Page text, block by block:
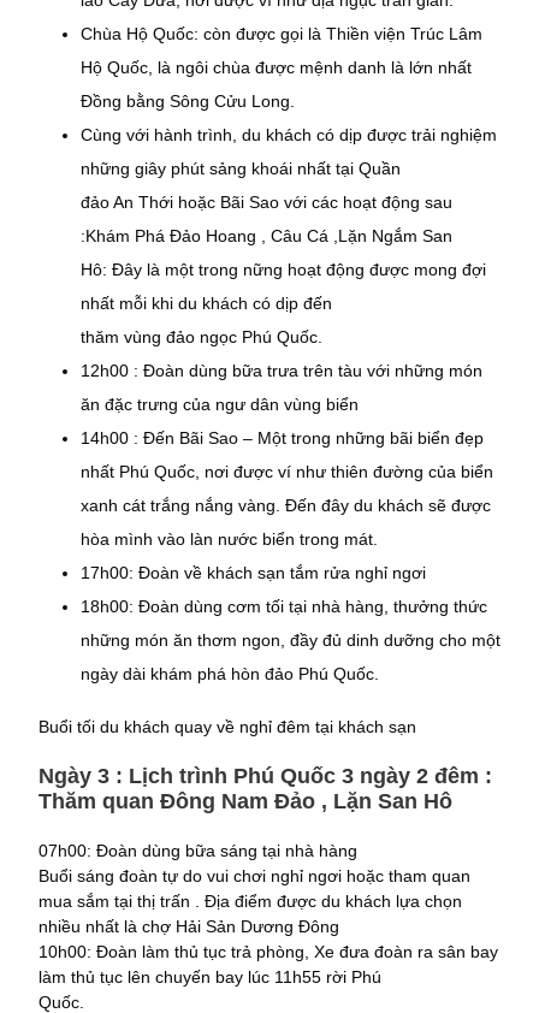
Chùa Hộ Quốc: còn được gọi là Thiền viện Trúc Lâm
Hộ Quốc, là ngôi chùa được mệnh danh là lớn nhất
Đồng bằng Sông Cửu Long.
Cùng với hành trình, du khách có dịp được trải nghiệm
những giây phút sảng khoái nhất tại Quần
đảo An Thới hoặc Bãi Sao với các hoạt động sau
:Khám Phá Đảo Hoang , Câu Cá ,Lặn Ngắm San
Hô: Đây là một trong nững hoạt động được mong đợi
nhất mỗi khi du khách có dịp đến
thăm vùng đảo ngọc Phú Quốc.
12h00 : Đoàn dùng bữa trưa trên tàu với những món
ăn đặc trưng của ngư dân vùng biển
14h00 : Đến Bãi Sao – Một trong những bãi biển đẹp
nhất Phú Quốc, nơi được ví như thiên đường của biển
xanh cát trắng nắng vàng. Đến đây du khách sẽ được
hòa mình vào làn nước biển trong mát.
17h00: Đoàn về khách sạn tắm rửa nghỉ ngơi
18h00: Đoàn dùng cơm tối tại nhà hàng, thưởng thức
những món ăn thơm ngon, đầy đủ dinh dưỡng cho một
ngày dài khám phá hòn đảo Phú Quốc.
Buổi tối du khách quay về nghỉ đêm tại khách sạn
Ngày 3 : Lịch trình Phú Quốc 3 ngày 2 đêm :
Thăm quan Đông Nam Đảo , Lặn San Hô
07h00: Đoàn dùng bữa sáng tại nhà hàng
Buổi sáng đoàn tự do vui chơi nghỉ ngơi hoặc tham quan
mua sắm tại thị trấn . Địa điểm được du khách lựa chọn
nhiều nhất là chợ Hải Sản Dương Đông
10h00: Đoàn làm thủ tục trả phòng, Xe đưa đoàn ra sân bay
làm thủ tục lên chuyến bay lúc 11h55 rời Phú
Quốc.